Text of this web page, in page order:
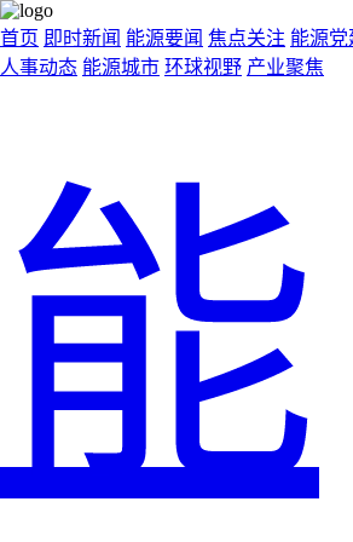
首页 即时新闻 能源要闻 焦点关注 能源党
人事动态 能源城市 环球视野 产业聚焦
能